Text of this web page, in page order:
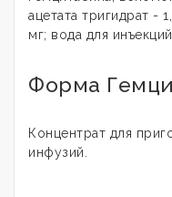
ацетата тригидрат -
мг; вода для
Форма
Концентрат для
инфузий.